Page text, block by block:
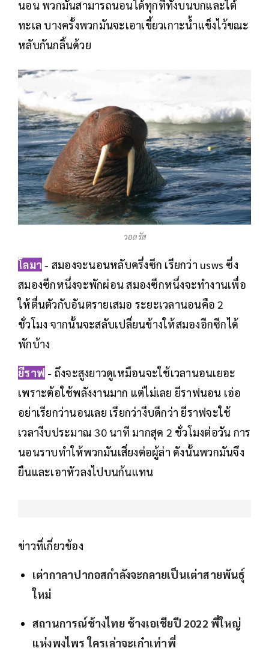
นอน พวกมันสามารถนอนได้ทุกที่ทั้งบนบกและใต้
ทะเล บางครั้งพวกมันจะเอาเขี้ยวเกาะน้ำแข็งไว้ขณะ
หลับกันกลิ้นด้วย
วอลรัส
โลมา - สมองจะนอนหลับครึ่งซีก เรียกว่า usws ซึ่ง
สมองซีกหนึ่งจะพักผ่อน สมองซีกหนึ่งจะทำงานเพื่อ
ให้ตื่นตัวกับอันตรายเสมอ ระยะเวลานอนคือ 2
ชั่วโมง จากนั้นจะสลับเปลี่ยนข้างให้สมองอีกซีกได้
พักบ้าง
ยีราฟ - ถึงจะสูงยาวดูเหมือนจะใช้เวลานอนเยอะ
เพราะต้อใช้พลังงานมาก แต่ไม่เลย ยีราฟนอน เอ่อ
อย่าเรียกว่านอนเลย เรียกว่างีบดีกว่า ยีราฟจะใช้
เวลางีบประมาณ 30 นาที มากสุด 2 ชั่วโมงต่อวัน การ
นอนราบทำให้พวกมันเสี่ยงต่อผู้ล่า ดังนั้นพวกมันจึง
ยืนและเอาหัวลงไปบนก้นแทน
ข่าวที่เกี่ยวข้อง
เต่ากาลาปากอสกำลังจะกลายเป็นเต่าสายพันธุ์
ใหม่
สถานการณ์ช้างไทย ช้างเอเชียปี 2022 พี่ใหญ่
แห่งพงไพร ใครเล่าจะเก๋าเท่าพี่